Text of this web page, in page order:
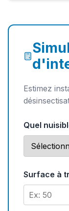
Estimez
Quel
Surface à